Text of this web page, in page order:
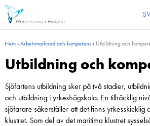
SV
Hem›Arbetsmarknad och kompetens› Utbildning och
Utbildning och
Sjöfartens utbildning sker på två stadier,
och utbildning i yrkeshögskola. En tillräcklig
sjöfarare säkerställer att det finns yrkesskicklig
klustret. Som del av det maritima klustret